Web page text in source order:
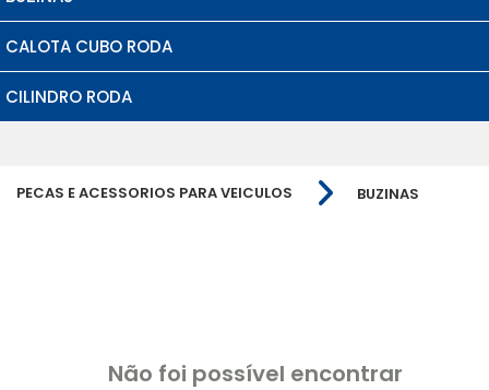
CALOTA CUBO RODA
CILINDRO RODA
PECAS E ACESSORIOS PARA VEICULOS BUZINAS
Não foi possível encontrar